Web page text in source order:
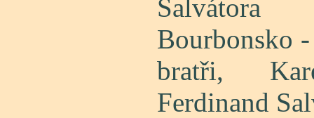
Salvátora
Bourbonsko
bratři,
Ferdinand